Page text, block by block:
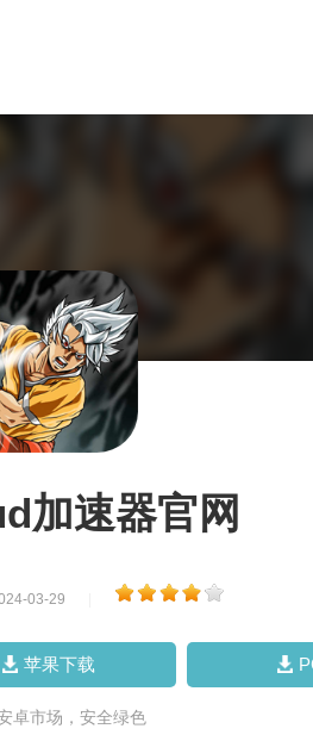
加速器官网
03-29
苹果下载
卓市场，安全绿色